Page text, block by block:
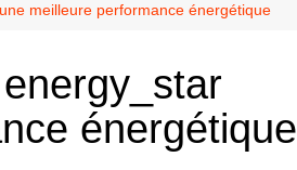
meilleure performance énergétique
énergétique